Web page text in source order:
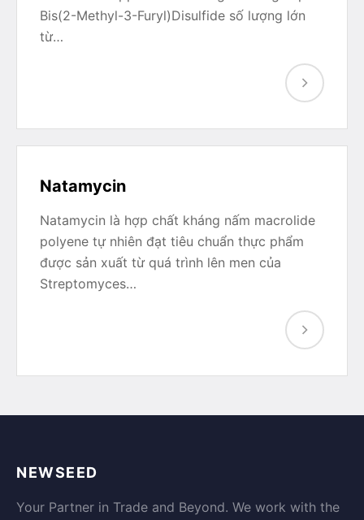
Bis(2-Methyl-3-Furyl)Disulfide số lượng lớn
từ…
Natamycin
Natamycin là hợp chất kháng nấm macrolide
polyene tự nhiên đạt tiêu chuẩn thực phẩm
được sản xuất từ quá trình lên men của
Streptomyces…
NEWSEED
Your Partner in Trade and Beyond. We work with the